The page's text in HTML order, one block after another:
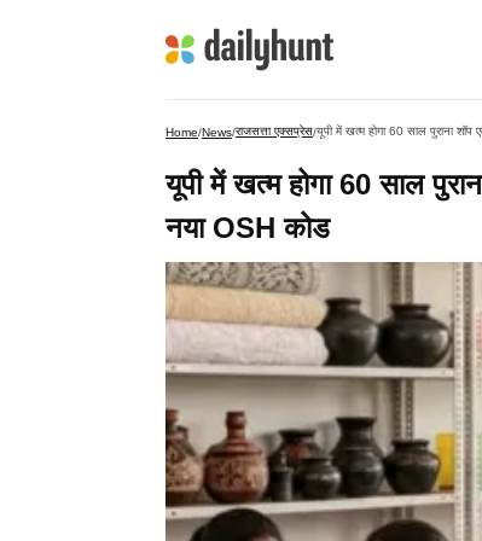
Home/News/राजसत्ता एक्सप्रेस/यूपी में खत्म होगा 60 साल पुराना शॉप
यूपी में खत्म होगा 60 साल
नया OSH कोड